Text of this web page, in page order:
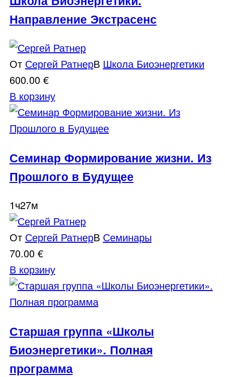
Направление Экстрасенс
От Сергей РатнерВ Школа Биоэнергетики
600.00 €
В корзину
Семинар Формирование жизни. Из
Прошлого в Будущее
1ч27м
От Сергей РатнерВ Семинары
70.00 €
В корзину
Старшая группа «Школы
Биоэнергетики». Полная
программа